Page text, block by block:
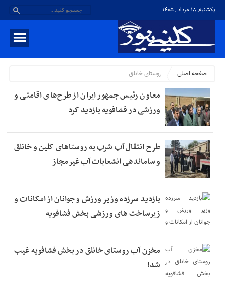
یکشنبه, ۱۸ مرداد , ۱۴۰۵
صفحه اصلی روستای خانلق
معاون رئیس جمهور ایران از طرح‌های اقامتی و
ورزشی در فشافویه بازدید کرد
طرح انتقال آب شرب به روستاهای کلین و خانلق
و ساماندهی انشعابات آب غیرمجاز
بازدید سرزده وزیر ورزش و جوانان از امکانات و
زیرساخت های ورزشی بخش فشافویه
مخزن آب روستای خانلق در بخش فشافویه غیب
شد!